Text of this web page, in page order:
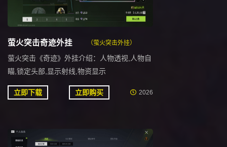
萤火突击奇迹外挂 （萤火突击外挂）
萤火突击《奇迹》外挂介绍：人物透视,人物自
瞄,锁定头部,显示射线,物资显示
立即下载 立即购买 2026